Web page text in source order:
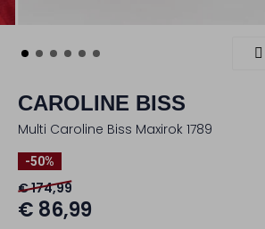
CAROLINE BISS
Multi Caroline Biss Maxirok 1789
-50%
€ 174,99
€ 86,99